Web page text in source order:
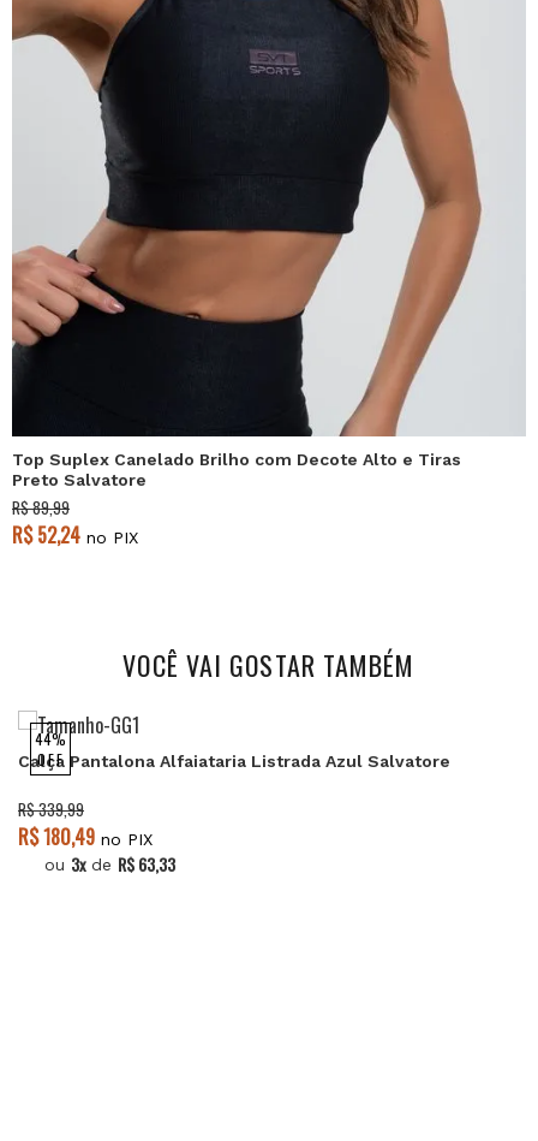
Top Suplex Canelado Brilho com Decote Alto e Tiras
Preto Salvatore
R$ 89,99
R$ 52,24 no PIX
VOCÊ VAI GOSTAR TAMBÉM
44%
OFF
Calça Pantalona Alfaiataria Listrada Azul Salvatore
R$ 339,99
R$ 180,49 no PIX
ou 3x de R$ 63,33